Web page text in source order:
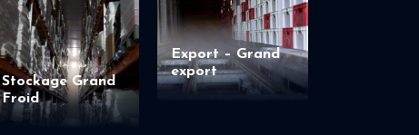
Stockage Grand
Froid
Export – Grand
export